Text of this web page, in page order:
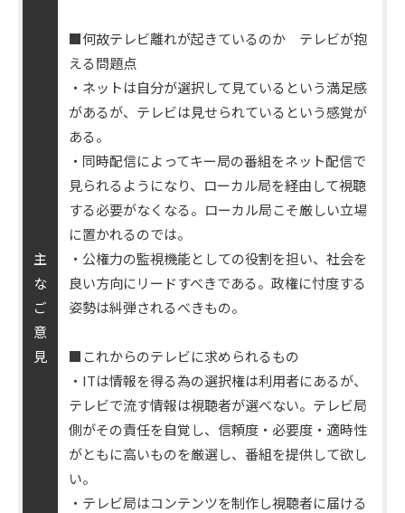
主
な
ご
意
見
■何故テレビ離れが起きているのか テレビが抱
える問題点
・ネットは自分が選択して見ているという満足感
があるが、テレビは見せられているという感覚が
ある。
・同時配信によってキー局の番組をネット配信で
見られるようになり、ローカル局を経由して視聴
する必要がなくなる。ローカル局こそ厳しい立場
に置かれるのでは。
・公権力の監視機能としての役割を担い、社会を
良い方向にリードすべきである。政権に忖度する
姿勢は糾弾されるべきもの。
■これからのテレビに求められるもの
・ITは情報を得る為の選択権は利用者にあるが、
テレビで流す情報は視聴者が選べない。テレビ局
側がその責任を自覚し、信頼度・必要度・適時性
がともに高いものを厳選し、番組を提供して欲し
い。
・テレビ局はコンテンツを制作し視聴者に届ける